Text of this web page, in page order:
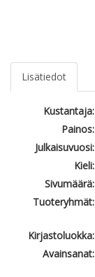
Lisätiedot
Kustantaja:
Painos:
Julkaisuvuosi:
Kieli:
Sivumäärä:
Tuoteryhmät:
Kirjastoluokka:
Avainsanat: